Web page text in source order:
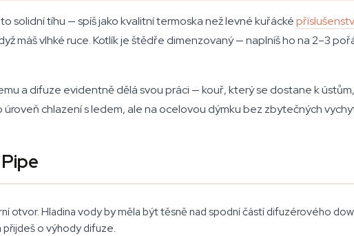
solidní tíhu — spíš jako kvalitní termoska než levné kuřácké
máš vlhké ruce. Kotlík je štědře dimenzovaný — naplníš ho na 2–3
a difuze evidentně dělá svou práci — kouř, který se dostane k
chlazení s ledem, ale na ocelovou dýmku bez zbytečných
otvor. Hladina vody by měla být těsně nad spodní částí difuzérového
přijdeš o výhody difuze.